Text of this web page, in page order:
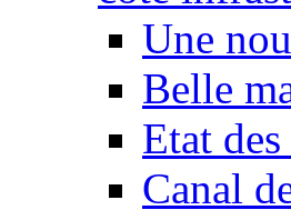
Une
Belle
Etat
Canal